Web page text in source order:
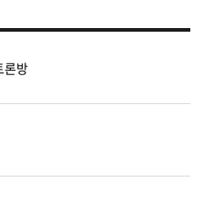
론방
종목토론방